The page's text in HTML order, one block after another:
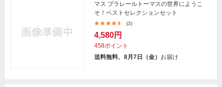
マス プラレールトーマスの世界にようこ
そ！ベストセレクションセット
(3)
4,580円
458ポイント
送料無料、8月7日（金） お届け